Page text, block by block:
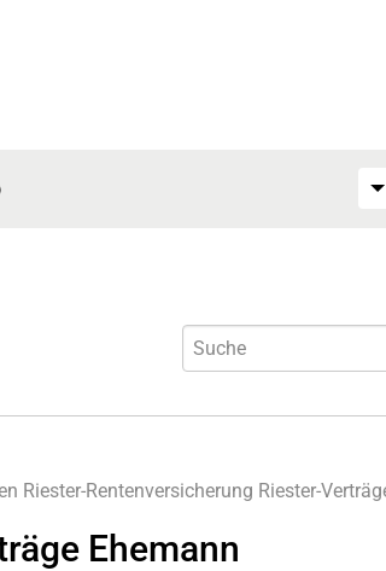
Riester-Rentenversicherung Riester-
Ehemann